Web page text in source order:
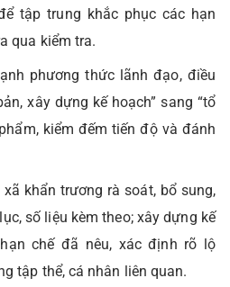
tập trung khắc phục các hạn
qua kiểm tra.
phương thức lãnh đạo, điều
xây dựng kế hoạch” sang “tổ
kiểm đếm tiến độ và đánh
khẩn trương rà soát, bổ sung,
số liệu kèm theo; xây dựng kế
chế đã nêu, xác định rõ lộ
tập thể, cá nhân liên quan.